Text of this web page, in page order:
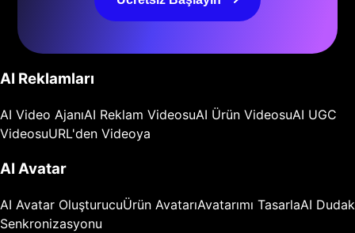
AI Reklamları
AI Video AjanıAI Reklam VideosuAI Ürün VideosuAI UGC
VideosuURL'den Videoya
AI Avatar
AI Avatar OluşturucuÜrün AvatarıAvatarımı TasarlaAI Dudak
Senkronizasyonu